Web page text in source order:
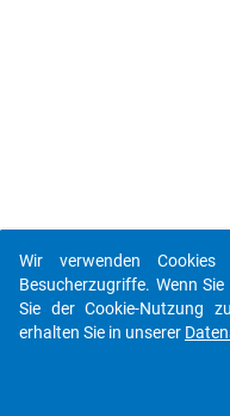
Wir verwenden
Besucherzugriffe. Wenn
Sie der Cookie-Nutzung
erhalten Sie in unserer